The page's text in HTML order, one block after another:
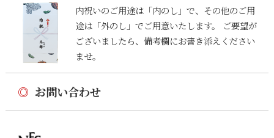
内祝いのご用途は「内のし」で、その他のご用
途は「外のし」でご用意いたします。 ご要望が
ございましたら、備考欄にお書き添えください
ませ。
◎ お問い合わせ